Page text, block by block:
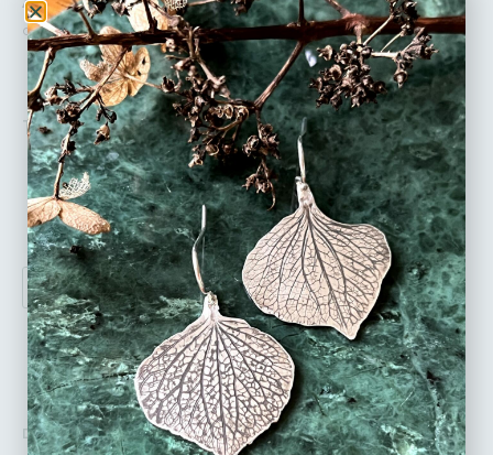
de votre doigt, vous pouvez suivreun tuto par ici.
165€
TAILLE
AJOUTER AU PANIER
DÉTAILS :